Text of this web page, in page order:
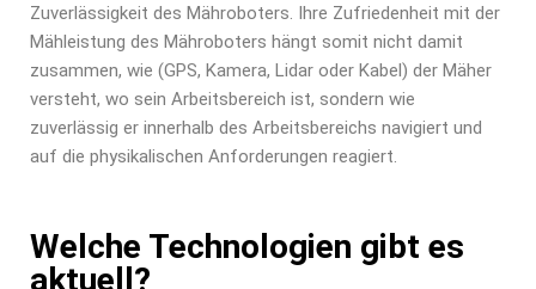
Zuverlässigkeit des Mähroboters. Ihre Zufriedenheit mit der
Mähleistung des Mähroboters hängt somit nicht damit
zusammen, wie (GPS, Kamera, Lidar oder Kabel) der Mäher
versteht, wo sein Arbeitsbereich ist, sondern wie
zuverlässig er innerhalb des Arbeitsbereichs navigiert und
auf die physikalischen Anforderungen reagiert.
Welche Technologien gibt es
aktuell?